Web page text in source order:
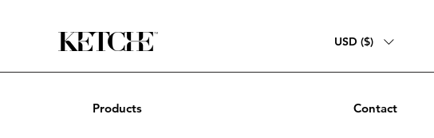
USD ($)
Products Contact